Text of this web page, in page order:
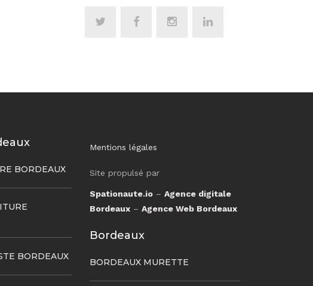
BORDEAUX
BORDEAUX
Mentions légales
Site propulsé par
Spationaute.io– Agence digitale
Bordeaux– Agence Web Bordeaux
Bordeaux
BORDEAUX MURETTE